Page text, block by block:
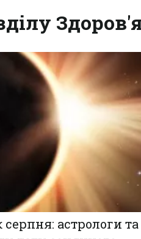
астрологи та